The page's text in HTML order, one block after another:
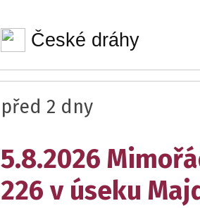
České dráhy
před 2 dny
5.8.2026
226 v úseku